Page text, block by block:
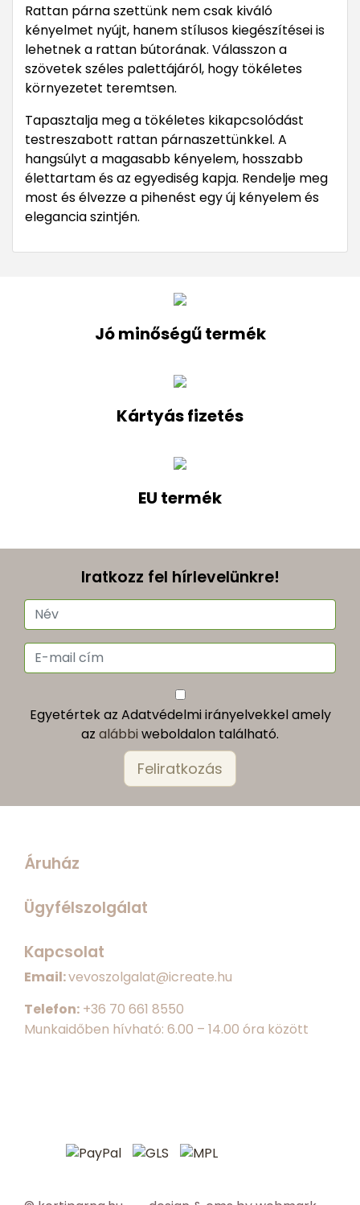
Rattan párna szettünk nem csak kiváló
kényelmet nyújt, hanem stílusos kiegészítései is
lehetnek a rattan bútorának. Válasszon a
szövetek széles palettájáról, hogy tökéletes
környezetet teremtsen.
Tapasztalja meg a tökéletes kikapcsolódást
testreszabott rattan párnaszettünkkel. A
hangsúlyt a magasabb kényelem, hosszabb
élettartam és az egyediség kapja. Rendelje meg
most és élvezze a pihenést egy új kényelem és
elegancia szintjén.
Jó minőségű termék
Kártyás fizetés
EU termék
Iratkozz fel hírlevelünkre!
Egyetértek az Adatvédelmi irányelvekkel amely
az alábbi weboldalon található.
Áruház
Ügyfélszolgálat
Kapcsolat
Email:vevoszolgalat@icreate.hu
Telefon: +36 70 661 8550
Munkaidőben hívható: 6.00 – 14.00 óra között